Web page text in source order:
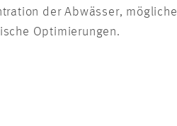
der Abwässer,
Optimierungen.